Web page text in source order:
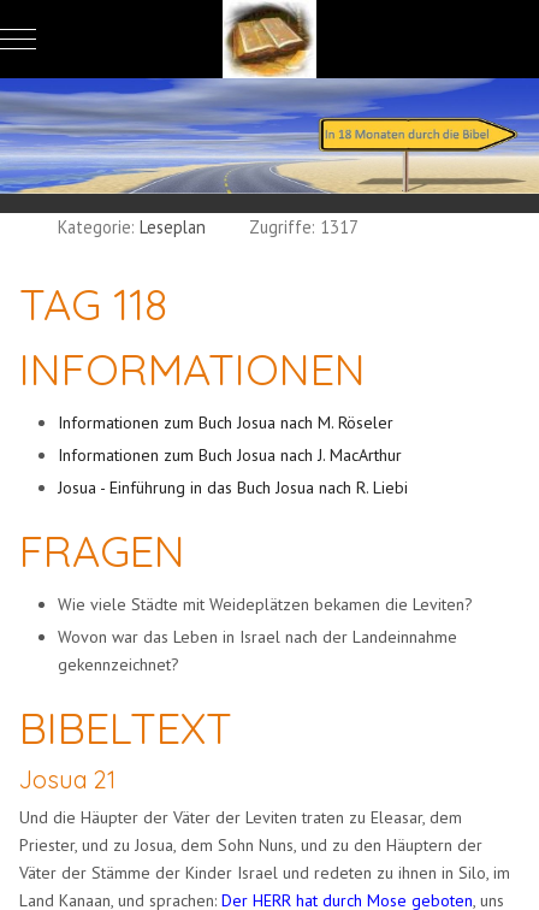
Mobile Menu Toggle
Kategorie:Leseplan Zugriffe: 1317
TAG 118
INFORMATIONEN
Informationen zum Buch Josua nach M. Röseler
Informationen zum Buch Josua nach J. MacArthur
Josua - Einführung in das Buch Josua nach R. Liebi
FRAGEN
Wie viele Städte mit Weideplätzen bekamen die Leviten?
Wovon war das Leben in Israel nach der Landeinnahme
gekennzeichnet?
BIBELTEXT
Josua 21
Und die Häupter der Väter der Leviten traten zu Eleasar, dem
Priester, und zu Josua, dem Sohn Nuns, und zu den Häuptern der
Väter der Stämme der Kinder Israel und redeten zu ihnen in Silo, im
Land Kanaan, und sprachen:Der HERR hat durch Mose geboten , uns